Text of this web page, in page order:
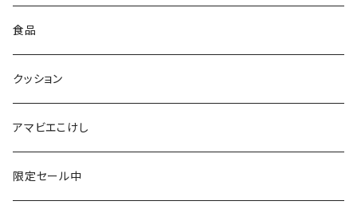
仙台弁こけしのこけし
やじろうちゃん
ばんつぁん
マスキングテープ
ノート
メモ帳
クリアファイル
スポンジ
フォトフレーム
食品
クッション
アマビエこけし
限定セール中